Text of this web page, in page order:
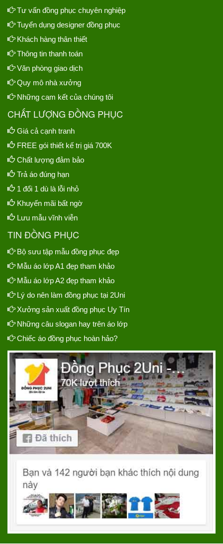
Tư vấn đồng phục chuyên nghiệp
Tuyển dụng designer đồng phục
Khách hàng thân thiết
Thông tin thanh toán
Văn phòng giao dịch
Quy mô nhà xưởng
Những cam kết của chúng tôi
CHẤT LƯỢNG ĐỒNG PHỤC
Giá cả cạnh tranh
FREE gói thiết kế trị giá 700K
Chất lượng đảm bảo
Trả áo đúng hạn
1 đổi 1 dù là lỗi nhỏ
Khuyến mãi bất ngờ
Lưu mẫu vĩnh viễn
TIN ĐỒNG PHỤC
Bộ sưu tập mẫu đồng phục đẹp
Mẫu áo lớp A1 đẹp tham khảo
Mẫu áo lớp A2 đẹp tham khảo
Lý do nên làm đồng phục tại 2Uni
Xưởng sản xuất đồng phục Uy Tín
Những câu slogan hay trên áo lớp
Chiếc áo đồng phục hoàn hảo?